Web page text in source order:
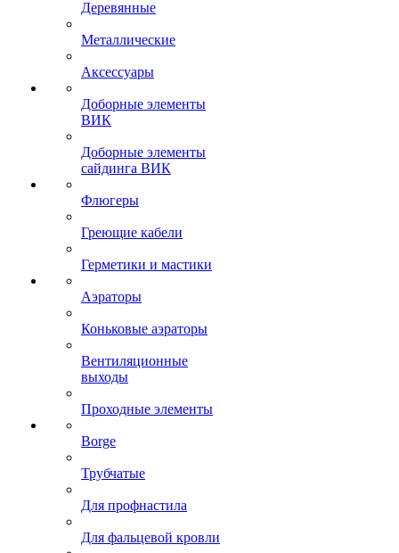
Деревянные
Металлические
Аксессуары
Доборные элементы
ВИК
Доборные элементы
сайдинга ВИК
Флюгеры
Греющие кабели
Герметики и мастики
Аэраторы
Коньковые аэраторы
Вентиляционные
выходы
Проходные элементы
Borge
Трубчатые
Для профнастила
Для фальцевой кровли